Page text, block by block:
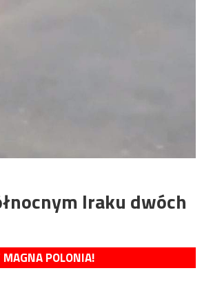
Iraku dwóch
MAGNA POLONIA!